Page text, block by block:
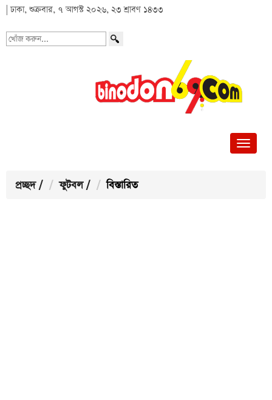
| ঢাকা, শুক্রবার, ৭ আগস্ট ২০২৬, ২৩ শ্রাবণ ১৪৩৩
খোঁজ
প্রচ্ছদ / ফুটবল / বিস্তারিত